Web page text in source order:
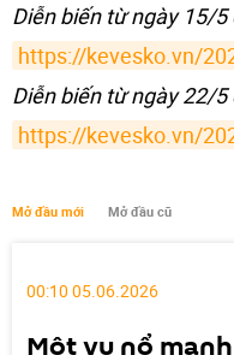
Diễn biến từ ngày 15/
https://kevesko.vn/
Diễn biến từ ngày 22/
https://kevesko.vn/
Mở đầu mới Mở đầu cũ
00:10 05.06.2026
Một vụ nổ